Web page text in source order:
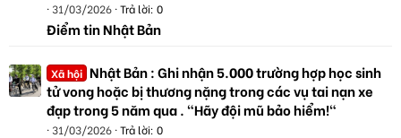
31/03/2026 Trả lời: 0
Điểm tin Nhật Bản
Xã hội Nhật Bản : Ghi nhận 5.000 trường hợp học sinh
tử vong hoặc bị thương nặng trong các vụ tai nạn xe
đạp trong 5 năm qua . "Hãy đội mũ bảo hiểm!"
31/03/2026 Trả lời: 0